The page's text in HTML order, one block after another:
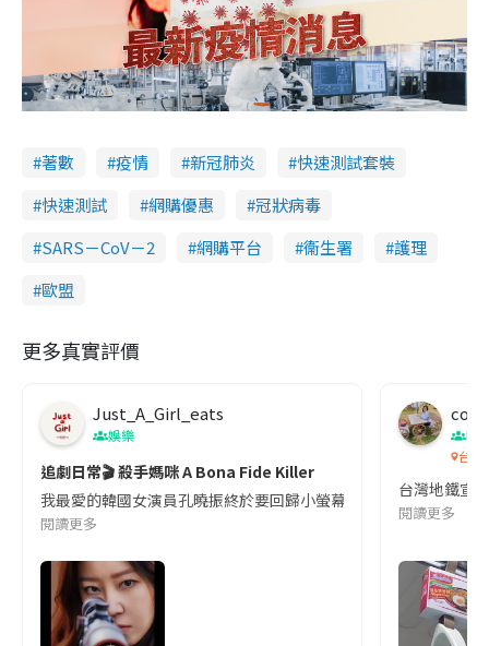
著數 疫情 新冠肺炎
快速測試套裝
快速測試
網購優惠
冠狀病毒
SARS－CoV－2
網購平台 衞生署
護理
歐盟
更多真實評價
Just_A_Girl_eats
娛樂
追劇日常🎬 殺手媽咪 A Bona Fide Killer
我最愛的韓國女演員孔曉振終於要回歸小螢幕啦!這次的劇本改編
閱讀更多
co
吹
台灣
台灣地鐵宣
閱讀更多